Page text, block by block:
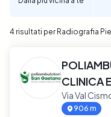
4 risultati per Radiografia
CLINICA
Via Val
906 m